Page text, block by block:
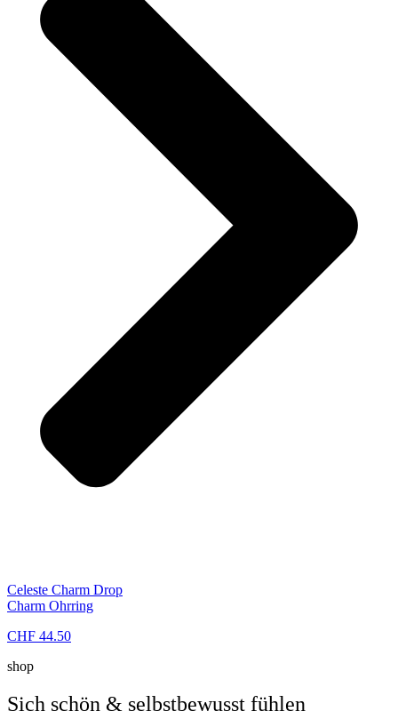
Celeste Charm Drop
Charm Ohrring
CHF 44.50
shop
Sich schön & selbstbewusst fühlen